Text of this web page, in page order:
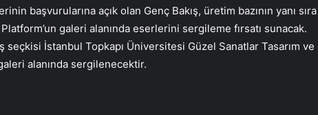
başvurularına açık olan Genç Bakış, üretim bazının yanı sıra
galeri alanında eserlerini sergileme fırsatı sunacak.
seçkisi İstanbul Topkapı Üniversitesi Güzel Sanatlar Tasarım ve
alanında sergilenecektir.